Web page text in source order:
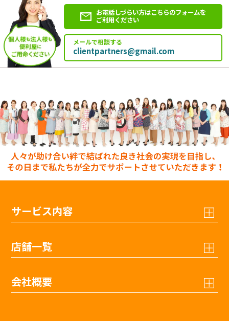
お電話しづらい方はこちらのフォームを
ご利用ください
メールで相談する
clientpartners@gmail.com
サービス内容
店舗一覧
会社概要